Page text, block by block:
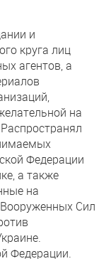
и
круга лиц
агентов, а
на
Федерации
а также
на
Сил
Федерации.